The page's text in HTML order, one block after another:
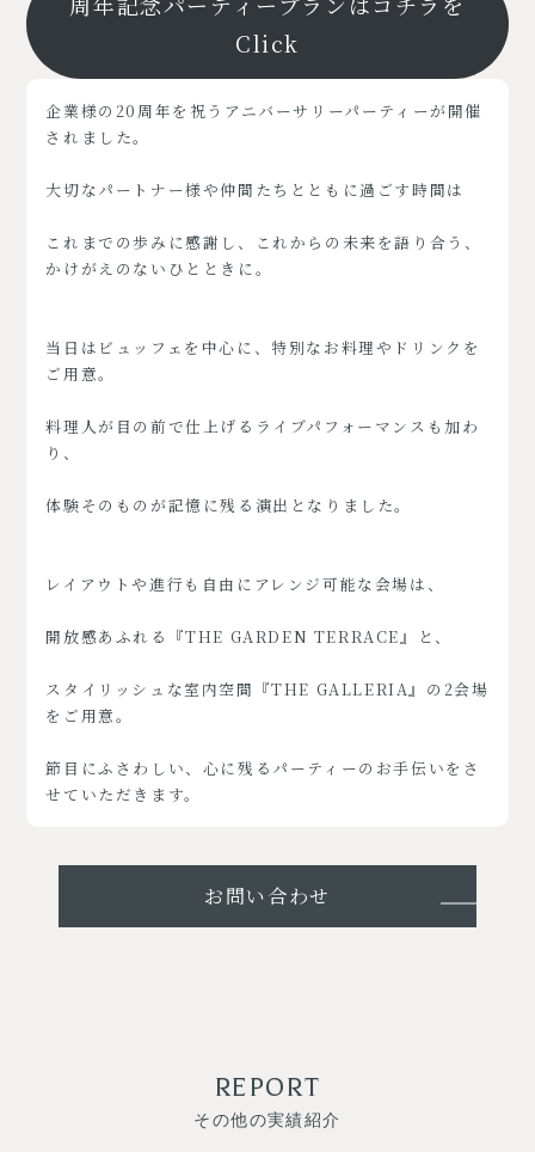
Click
企業様の20周年を祝うアニバーサリーパーティーが開催
されました。
大切なパートナー様や仲間たちとともに過ごす時間は
これまでの歩みに感謝し、これからの未来を語り合う、
かけがえのないひとときに。
当日はビュッフェを中心に、特別なお料理やドリンクを
ご用意。
料理人が目の前で仕上げるライブパフォーマンスも加わ
り、
体験そのものが記憶に残る演出となりました。
レイアウトや進行も自由にアレンジ可能な会場は、
開放感あふれる『THE GARDEN TERRACE』と、
スタイリッシュな室内空間『THE GALLERIA』の2会場
をご用意。
節目にふさわしい、心に残るパーティーのお手伝いをさ
せていただきます。
お問い合わせ
REPORT
その他の実績紹介